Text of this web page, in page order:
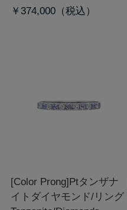
￥374,000
[Color Prong]Ptタンザナ
イトダイヤモンド/リング